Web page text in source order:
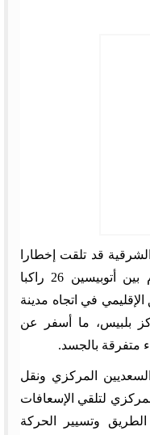
قد تلقت إخطارا
يفيد بورود بلاغ بوقوع حادث تصادم بين أتوبيسين 26 راكبا
في اتجاه مدينة
بلبيس، ما أسفر عن
السعديين المركزي ونقل
لتلقي الإسعافات
وتسيير الحركة